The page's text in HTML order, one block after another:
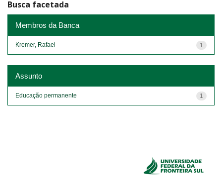
Busca facetada
Membros da Banca
1
Kremer, Rafael
Assunto
1
Educação permanente